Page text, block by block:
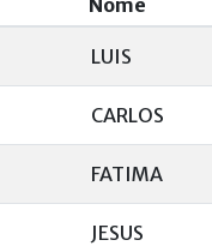
Nome
LUIS
CARLOS
FATIMA
JESUS